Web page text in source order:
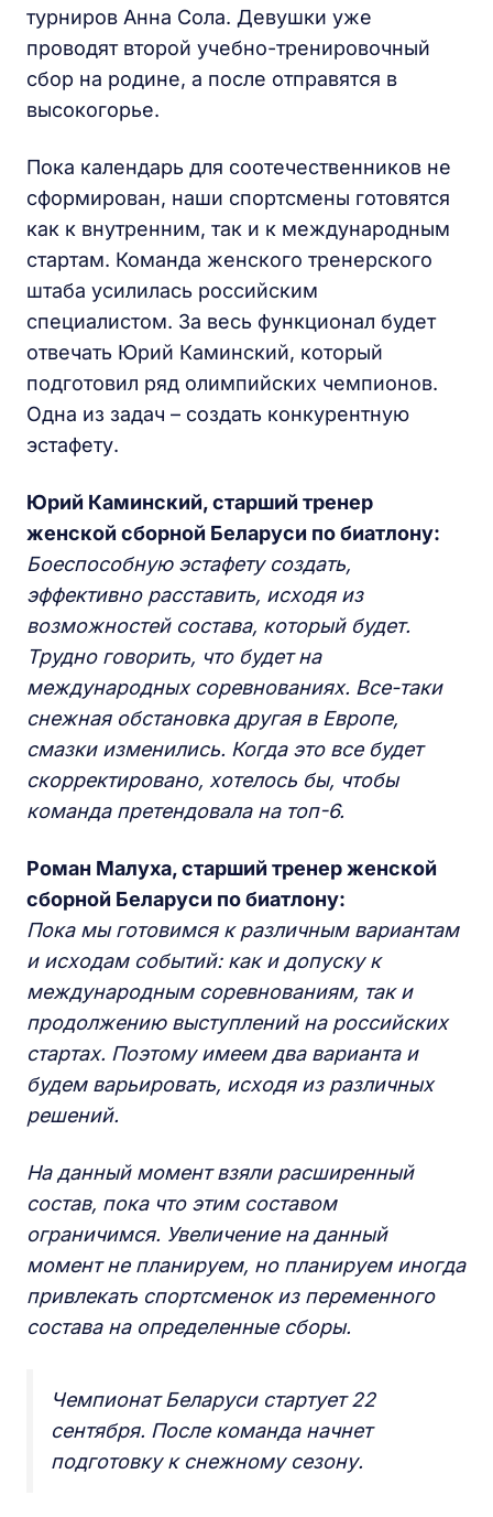
турниров Анна Сола. Девушки уже
проводят второй учебно-тренировочный
сбор на родине, а после отправятся в
высокогорье.
Пока календарь для соотечественников не
сформирован, наши спортсмены готовятся
как к внутренним, так и к международным
стартам. Команда женского тренерского
штаба усилилась российским
специалистом. За весь функционал будет
отвечать Юрий Каминский, который
подготовил ряд олимпийских чемпионов.
Одна из задач – создать конкурентную
эстафету.
Юрий Каминский, старший тренер
женской сборной Беларуси по биатлону:
Боеспособную эстафету создать,
эффективно расставить, исходя из
возможностей состава, который будет.
Трудно говорить, что будет на
международных соревнованиях. Все-таки
снежная обстановка другая в Европе,
смазки изменились. Когда это все будет
скорректировано, хотелось бы, чтобы
команда претендовала на топ-6.
Роман Малуха, старший тренер женской
сборной Беларуси по биатлону:
Пока мы готовимся к различным вариантам
и исходам событий: как и допуску к
международным соревнованиям, так и
продолжению выступлений на российских
стартах. Поэтому имеем два варианта и
будем варьировать, исходя из различных
решений.
На данный момент взяли расширенный
состав, пока что этим составом
ограничимся. Увеличение на данный
момент не планируем, но планируем иногда
привлекать спортсменок из переменного
состава на определенные сборы.
Чемпионат Беларуси стартует 22
сентября. После команда начнет
подготовку к снежному сезону.